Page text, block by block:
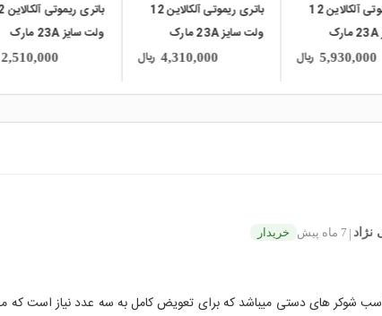
باتری ریموتی آلکالاین 12
ولت سایز 23A مارک
5,930,000 ریال
باتری ریموتی آلکالاین 12
ولت سایز 23A مارک
BESTON ورق 5تایی4,310,000 ریال
ولت سایز 23A مارک
2,510,000
نژاد 7 ماه پیش خریدار
شوکر های دستی میباشد که برای تعویض کامل به سه عدد نیاز است که